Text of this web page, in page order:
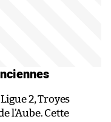
2, Troyes
l’Aube. Cette